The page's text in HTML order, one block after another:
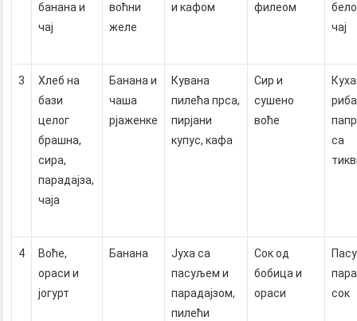
банана и
чај
воћни
желе
и кафом
филеом
чај
3
Хлеб на
бази
целог
брашна,
сира,
парадајза,
чаја
Банана и
чаша
рјаженке
Кувана
пилећа прса,
пирјани
купус, кафа
Сир и
сушено
воће
са
4
Воће,
ораси и
јогурт
Банана
Јуха са
пасуљем и
парадајзом,
пилећи
Сок од
бобица и
ораси
сок